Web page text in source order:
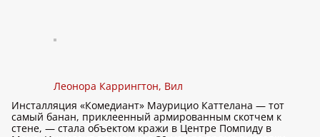
Леонора Каррингтон, Вил
Инсталляция «Комедиант» Маурицио Каттелана — тот
самый банан, приклеенный армированным скотчем к
стене, — стала объектом кражи в Центре Помпиду в